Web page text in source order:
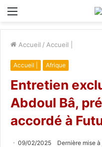
Menu
Accueil / Accueil |
Accueil | Afrique
Entretien
Abdoul Bâ,
accordé à
09/02/2025 Dernière mise